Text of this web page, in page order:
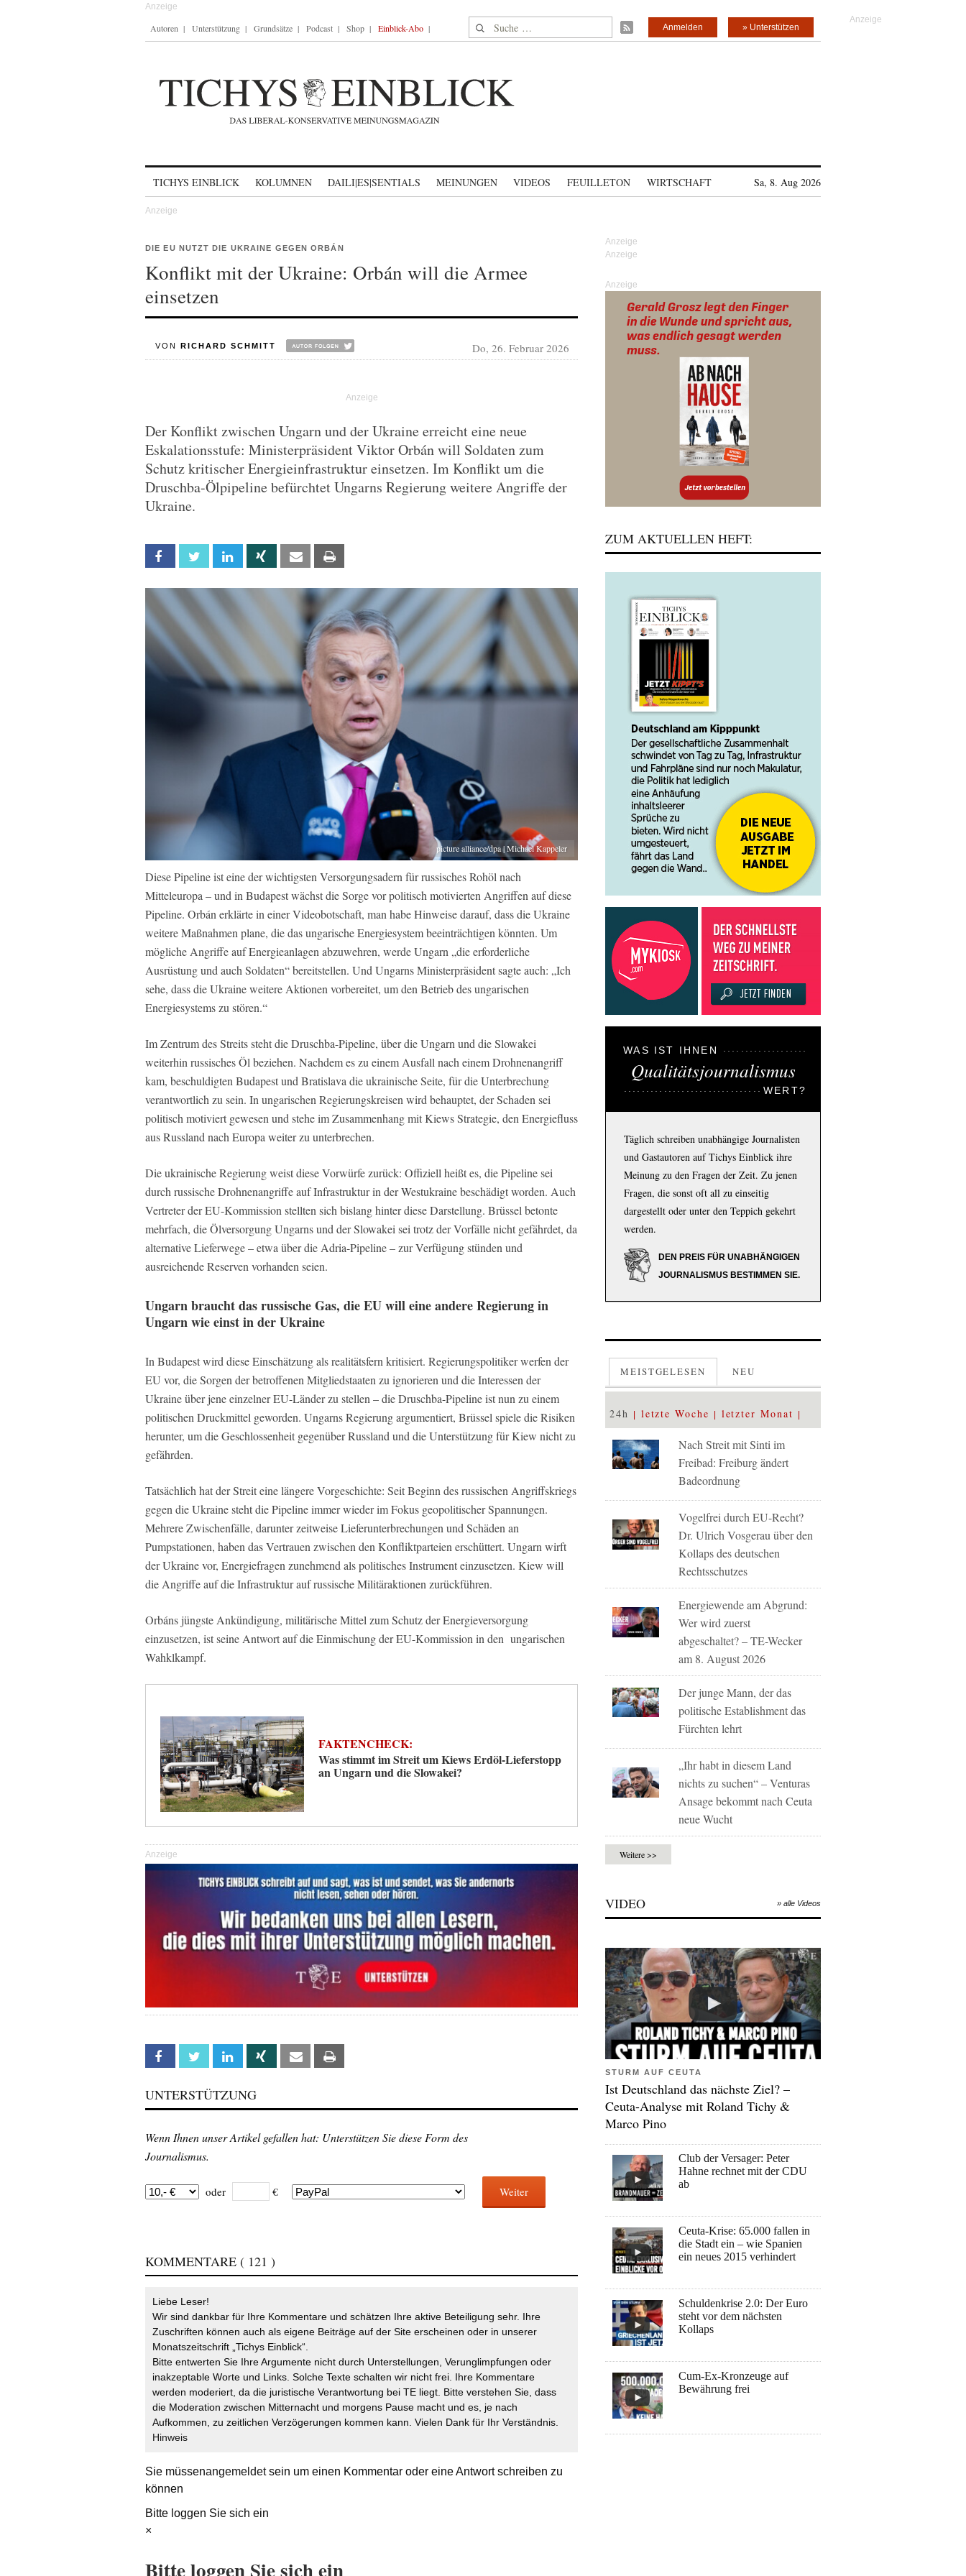
Autoren Unterstützung Grundsätze Podcast Shop Einblick-Abo Suche nach: » Unterstützen
Anmelden
TICHYS EINBLICK KOLUMNEN DAILI|ES|SENTIALS MEINUNGEN VIDEOS FEUILLETON WIRTSCHAFT Sa, 8. Aug 2026
DIE EU NUTZT DIE UKRAINE GEGEN ORBÁN
Konflikt mit der Ukraine: Orbán will die Armee
einsetzen
VON RICHARD SCHMITT Do, 26. Februar 2026
Der Konflikt zwischen Ungarn und der Ukraine erreicht eine neue
Eskalationsstufe: Ministerpräsident Viktor Orbán will Soldaten zum
Schutz kritischer Energieinfrastruktur einsetzen. Im Konflikt um die
Druschba-Ölpipeline befürchtet Ungarns Regierung weitere Angriffe der
Ukraine.
Facebook Twitter Linkedin Xing Email
picture alliance/dpa | Michael Kappeler
Diese Pipeline ist eine der wichtigsten Versorgungsadern für russisches Rohöl nach
Mitteleuropa – und in Budapest wächst die Sorge vor politisch motivierten Angriffen auf diese
Pipeline. Orbán erklärte in einer Videobotschaft, man habe Hinweise darauf, dass die Ukraine
weitere Maßnahmen plane, die das ungarische Energiesystem beeinträchtigen könnten. Um
mögliche Angriffe auf Energieanlagen abzuwehren, werde Ungarn „die erforderliche
Ausrüstung und auch Soldaten“ bereitstellen. Und Ungarns Ministerpräsident sagte auch: „Ich
sehe, dass die Ukraine weitere Aktionen vorbereitet, um den Betrieb des ungarischen
Energiesystems zu stören.“
Im Zentrum des Streits steht die Druschba-Pipeline, über die Ungarn und die Slowakei
weiterhin russisches Öl beziehen. Nachdem es zu einem Ausfall nach einem Drohnenangriff
kam, beschuldigten Budapest und Bratislava die ukrainische Seite, für die Unterbrechung
verantwortlich zu sein. In ungarischen Regierungskreisen wird behauptet, der Schaden sei
politisch motiviert gewesen und stehe im Zusammenhang mit Kiews Strategie, den Energiefluss
aus Russland nach Europa weiter zu unterbrechen.
Die ukrainische Regierung weist diese Vorwürfe zurück: Offiziell heißt es, die Pipeline sei
durch russische Drohnenangriffe auf Infrastruktur in der Westukraine beschädigt worden. Auch
Vertreter der EU-Kommission stellten sich bislang hinter diese Darstellung. Brüssel betonte
mehrfach, die Ölversorgung Ungarns und der Slowakei sei trotz der Vorfälle nicht gefährdet, da
alternative Lieferwege – etwa über die Adria-Pipeline – zur Verfügung stünden und
ausreichende Reserven vorhanden seien.
Ungarn braucht das russische Gas, die EU will eine andere Regierung in
Ungarn wie einst in der Ukraine
In Budapest wird diese Einschätzung als realitätsfern kritisiert. Regierungspolitiker werfen der
EU vor, die Sorgen der betroffenen Mitgliedstaaten zu ignorieren und die Interessen der
Ukraine über jene einzelner EU-Länder zu stellen – die Druschba-Pipeline ist nun zu einem
politischen Druckmittel geworden. Ungarns Regierung argumentiert, Brüssel spiele die Risiken
herunter, um die Geschlossenheit gegenüber Russland und die Unterstützung für Kiew nicht zu
gefährden.
Tatsächlich hat der Streit eine längere Vorgeschichte: Seit Beginn des russischen Angriffskriegs
gegen die Ukraine steht die Pipeline immer wieder im Fokus geopolitischer Spannungen.
Mehrere Zwischenfälle, darunter zeitweise Lieferunterbrechungen und Schäden an
Pumpstationen, haben das Vertrauen zwischen den Konfliktparteien erschüttert. Ungarn wirft
der Ukraine vor, Energiefragen zunehmend als politisches Instrument einzusetzen. Kiew will
die Angriffe auf die Infrastruktur auf russische Militäraktionen zurückführen.
Orbáns jüngste Ankündigung, militärische Mittel zum Schutz der Energieversorgung
einzusetzen, ist seine Antwort auf die Einmischung der EU-Kommission in den ungarischen
Wahklkampf.
FAKTENCHECK:
Was stimmt im Streit um Kiews Erdöl-Lieferstopp
an Ungarn und die Slowakei?
Anzeige
Facebook Twitter Linkedin Xing Email
UNTERSTÜTZUNG
Wenn Ihnen unser Artikel gefallen hat: Unterstützen Sie diese Form des
Journalismus.
oder € Weiter
KOMMENTARE ( 121 )
Liebe Leser!
Wir sind dankbar für Ihre Kommentare und schätzen Ihre aktive Beteiligung sehr. Ihre
Zuschriften können auch als eigene Beiträge auf der Site erscheinen oder in unserer
Monatszeitschrift „Tichys Einblick“.
Bitte entwerten Sie Ihre Argumente nicht durch Unterstellungen, Verunglimpfungen oder
inakzeptable Worte und Links. Solche Texte schalten wir nicht frei. Ihre Kommentare
werden moderiert, da die juristische Verantwortung bei TE liegt. Bitte verstehen Sie, dass
die Moderation zwischen Mitternacht und morgens Pause macht und es, je nach
Aufkommen, zu zeitlichen Verzögerungen kommen kann. Vielen Dank für Ihr Verständnis.
Hinweis
Sie müssenangemeldetsein um einen Kommentar oder eine Antwort schreiben zu
können
Bitte loggen Sie sich ein
×
Bitte loggen Sie sich ein
Anzeige
ZUM AKTUELLEN HEFT:
WAS IST IHNEN
Qualitätsjournalismus
WERT?
Täglich schreiben unabhängige Journalisten
und Gastautoren auf Tichys Einblick ihre
Meinung zu den Fragen der Zeit. Zu jenen
Fragen, die sonst oft all zu einseitig
dargestellt oder unter den Teppich gekehrt
werden.
DEN PREIS FÜR UNABHÄNGIGEN
JOURNALISMUS BESTIMMEN SIE.
MEISTGELESEN NEU
24h letzte Woche letzter Monat
Nach Streit mit Sinti im
Freibad: Freiburg ändert
Badeordnung
Vogelfrei durch EU-Recht?
Dr. Ulrich Vosgerau über den
Kollaps des deutschen
Rechtsschutzes
Energiewende am Abgrund:
Wer wird zuerst
abgeschaltet? – TE-Wecker
am 8. August 2026
Der junge Mann, der das
politische Establishment das
Fürchten lehrt
„Ihr habt in diesem Land
nichts zu suchen“ – Venturas
Ansage bekommt nach Ceuta
neue Wucht
Weitere >>
VIDEO » alle Videos
STURM AUF CEUTA
Ist Deutschland das nächste Ziel? –
Ceuta-Analyse mit Roland Tichy &
Marco Pino
Club der Versager: Peter
Hahne rechnet mit der CDU
ab
Ceuta-Krise: 65.000 fallen in
die Stadt ein – wie Spanien
ein neues 2015 verhindert
Schuldenkrise 2.0: Der Euro
steht vor dem nächsten
Kollaps
Cum-Ex-Kronzeuge auf
Bewährung frei